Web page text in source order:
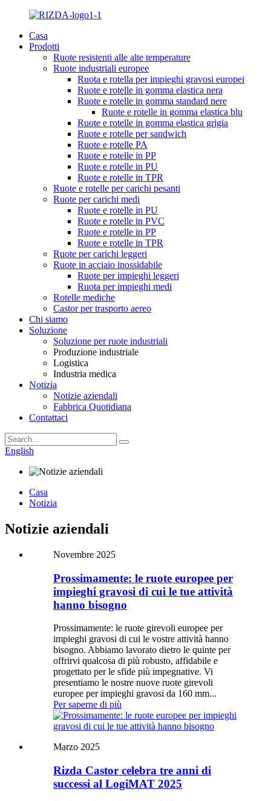
Casa
Prodotti
Ruote resistenti alle alte temperature
Ruote industriali europee
Ruota e rotella per impieghi gravosi europei
Ruote e rotelle in gomma elastica nera
Ruote e rotelle in gomma standard nere
Ruote e rotelle in gomma elastica blu
Ruote e rotelle in gomma elastica grigia
Ruote e rotelle per sandwich
Ruote e rotelle PA
Ruote e rotelle in PP
Ruote e rotelle in PU
Ruote e rotelle in TPR
Ruote e rotelle per carichi pesanti
Ruote per carichi medi
Ruote e rotelle in PU
Ruote e rotelle in PVC
Ruote e rotelle in PP
Ruote e rotelle in TPR
Ruote per carichi leggeri
Ruote in acciaio inossidabile
Ruote per impieghi leggeri
Ruota per impieghi medi
Rotelle mediche
Castor per trasporto aereo
Chi siamo
Soluzione
Soluzione per ruote industriali
Produzione industriale
Logistica
Industria medica
Notizia
Notizie aziendali
Fabbrica Quotidiana
Contattaci
English
Casa
Notizia
Notizie aziendali
Novembre 2025
Prossimamente: le ruote europee per
impieghi gravosi di cui le tue attività
hanno bisogno
Prossimamente: le ruote girevoli europee per
impieghi gravosi di cui le vostre attività hanno
bisogno. Abbiamo lavorato dietro le quinte per
offrirvi qualcosa di più robusto, affidabile e
progettato per le sfide più impegnative. Vi
presentiamo le nostre nuove ruote girevoli
europee per impieghi gravosi da 160 mm...
Per saperne di più
Marzo 2025
Rizda Castor celebra tre anni di
successi al LogiMAT 2025